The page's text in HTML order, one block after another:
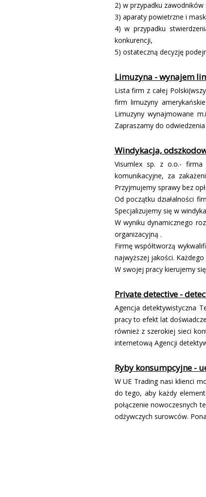
2) w przypadku
3) aparaty powietrzne i
4) w przypadku
konkurencji,
5) ostateczną decyzję
Limuzyna - wynajem
Lista firm z całej
firm limuzyny
Limuzyny wynajmowane
Zapraszamy do
Windykacja,
Visumlex sp. z o.o.- firma
komunikacyjne, za
Przyjmujemy sprawy bez
Od początku działalności
Specjalizujemy się w
W wyniku dynamicznego
organizacyjną .
Firmę współtworzą
najwyższej jakości.
W swojej pracy kierujemy
Private detective -
Agencja detektywistyczna
pracy to efekt lat
również z szerokiej sieci
internetową Agencji
Ryby konsumpcyjne -
W UE Trading nasi klienci
do tego, aby każdy
połączenie nowoczesnych
odżywczych surowców.